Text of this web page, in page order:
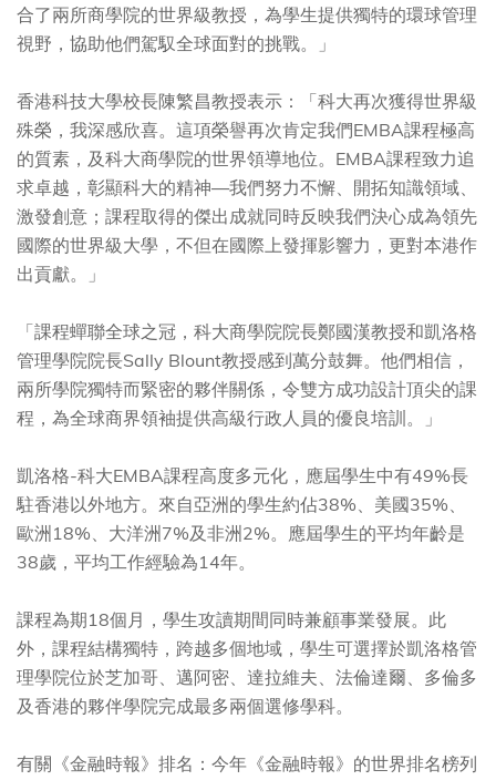
合了兩所商學院的世界級教授，為學生提供獨特的環球管理
視野，協助他們駕馭全球面對的挑戰。」
香港科技大學校長陳繁昌教授表示：「科大再次獲得世界級
殊榮，我深感欣喜。這項榮譽再次肯定我們EMBA課程極高
的質素，及科大商學院的世界領導地位。EMBA課程致力追
求卓越，彰顯科大的精神―我們努力不懈、開拓知識領域、
激發創意；課程取得的傑出成就同時反映我們決心成為領先
國際的世界級大學，不但在國際上發揮影響力，更對本港作
出貢獻。」
「課程蟬聯全球之冠，科大商學院院長鄭國漢教授和凱洛格
管理學院院長Sally Blount教授感到萬分鼓舞。他們相信，
兩所學院獨特而緊密的夥伴關係，令雙方成功設計頂尖的課
程，為全球商界領袖提供高級行政人員的優良培訓。」
凱洛格-科大EMBA課程高度多元化，應屆學生中有49%長
駐香港以外地方。來自亞洲的學生約佔38%、美國35%、
歐洲18%、大洋洲7%及非洲2%。應屆學生的平均年齡是
38歲，平均工作經驗為14年。
課程為期18個月，學生攻讀期間同時兼顧事業發展。此
外，課程結構獨特，跨越多個地域，學生可選擇於凱洛格管
理學院位於芝加哥、邁阿密、達拉維夫、法倫達爾、多倫多
及香港的夥伴學院完成最多兩個選修學科。
有關《金融時報》排名：今年《金融時報》的世界排名榜列